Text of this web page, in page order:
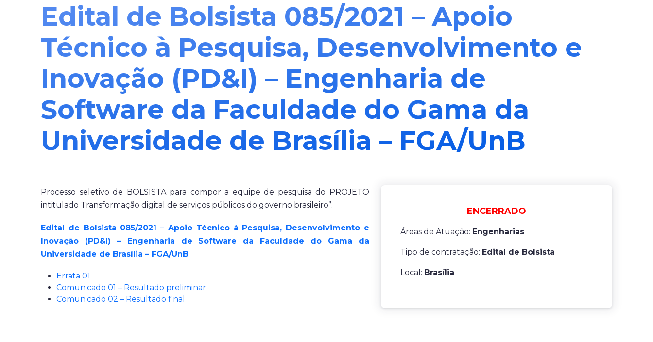
Edital de Bolsista 085/2021 – Apoio
Técnico à Pesquisa, Desenvolvimento e
Inovação (PD&I) – Engenharia de
Software da Faculdade do Gama da
Universidade de Brasília – FGA/UnB
Processo seletivo de BOLSISTA para compor a equipe de pesquisa do PROJETO
intitulado Transformação digital de serviços públicos do governo brasileiro”.
Edital de Bolsista 085/2021 – Apoio Técnico à Pesquisa, Desenvolvimento e
Inovação (PD&I) – Engenharia de Software da Faculdade do Gama da
Universidade de Brasília – FGA/UnB
Errata 01
Comunicado 01 – Resultado preliminar
Comunicado 02 – Resultado final
ENCERRADO
Áreas de Atuação: Engenharias
Tipo de contratação: Edital de Bolsista
Local: Brasília